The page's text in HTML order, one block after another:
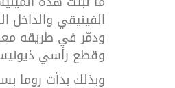
الفينيقي والداخل
ودمّر في طريقه
وقطع رأسي
وبذلك بدأت روما